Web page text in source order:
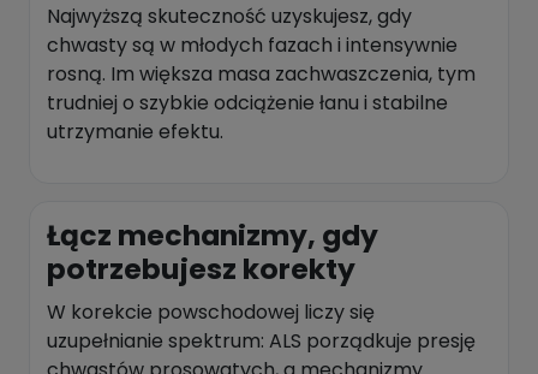
Najwyższą skuteczność uzyskujesz, gdy
chwasty są w młodych fazach i intensywnie
rosną. Im większa masa zachwaszczenia, tym
trudniej o szybkie odciążenie łanu i stabilne
utrzymanie efektu.
Łącz mechanizmy, gdy
potrzebujesz korekty
W korekcie powschodowej liczy się
uzupełnianie spektrum: ALS porządkuje presję